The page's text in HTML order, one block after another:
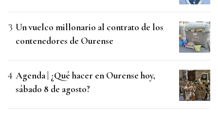
Un vuelco millonario al contrato de los
contenedores de Ourense
Agenda | ¿Qué hacer en Ourense hoy,
sábado 8 de agosto?